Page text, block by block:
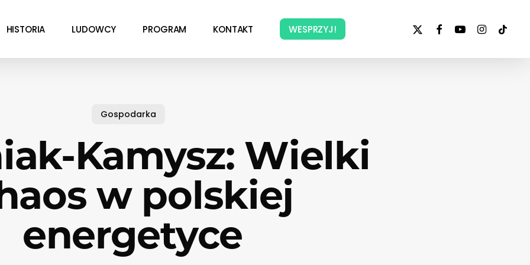
HISTORIA LUDOWCY PROGRAM KONTAKT WESPRZYJ!
x-
facebookyoutubeinstagram
tiktok
Gospodarka
Kamysz: Wielki
w polskiej
energetyce